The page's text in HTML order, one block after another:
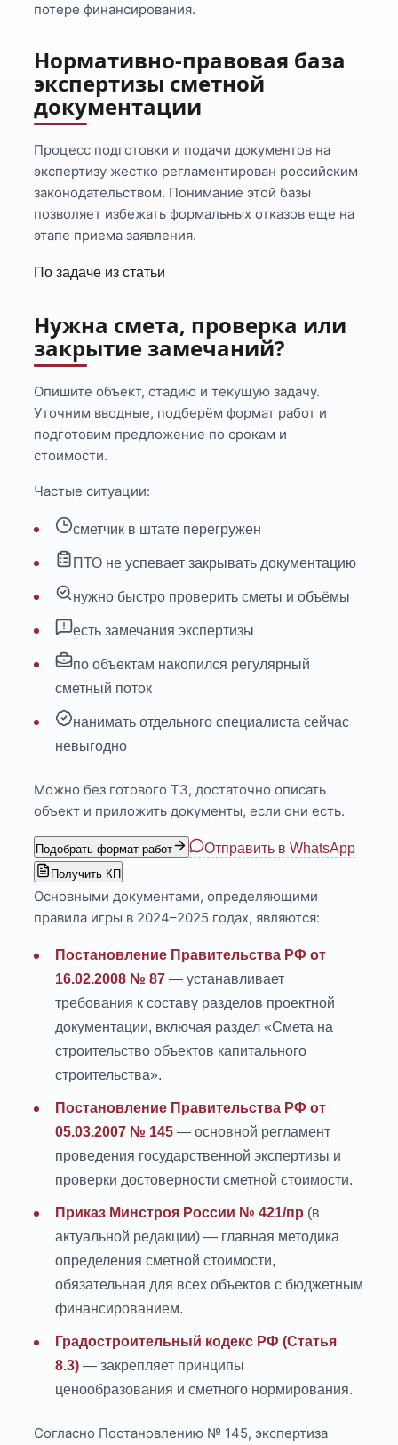
потере финансирования.
Нормативно-правовая база
экспертизы сметной
документации
Процесс подготовки и подачи документов на
экспертизу жестко регламентирован российским
законодательством. Понимание этой базы
позволяет избежать формальных отказов еще на
этапе приема заявления.
По задаче из статьи
Нужна смета, проверка или
закрытие замечаний?
Опишите объект, стадию и текущую задачу.
Уточним вводные, подберём формат работ и
подготовим предложение по срокам и
стоимости.
Частые ситуации:
сметчик в штате перегружен
ПТО не успевает закрывать документацию
нужно быстро проверить сметы и объёмы
есть замечания экспертизы
по объектам накопился регулярный
сметный поток
нанимать отдельного специалиста сейчас
невыгодно
Можно без готового ТЗ, достаточно описать
объект и приложить документы, если они есть.
Подобрать формат работ Отправить в WhatsApp
Получить КП
Основными документами, определяющими
правила игры в 2024–2025 годах, являются:
Постановление Правительства РФ от
16.02.2008 № 87 — устанавливает
требования к составу разделов проектной
документации, включая раздел «Смета на
строительство объектов капитального
строительства».
Постановление Правительства РФ от
05.03.2007 № 145 — основной регламент
проведения государственной экспертизы и
проверки достоверности сметной стоимости.
Приказ Минстроя России № 421/пр (в
актуальной редакции) — главная методика
определения сметной стоимости,
обязательная для всех объектов с бюджетным
финансированием.
Градостроительный кодекс РФ (Статья
8.3) — закрепляет принципы
ценообразования и сметного нормирования.
Согласно Постановлению № 145, экспертиза